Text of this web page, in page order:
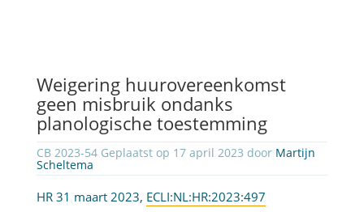
Weigering huurovereenkomst
geen misbruik ondanks
planologische toestemming
CB 2023-54 Geplaatst op 17 april 2023 door Martijn
Scheltema
HR 31 maart 2023, ECLI:NL:HR:2023:497